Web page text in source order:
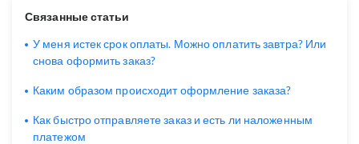
Связанные статьи
У меня истек срок оплаты. Можно оплатить завтра? Или
снова оформить заказ?
Каким образом происходит оформление заказа?
Как быстро отправляете заказ и есть ли наложенным
платежом